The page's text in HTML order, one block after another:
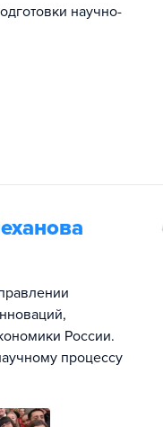
научно-
России.
процессу